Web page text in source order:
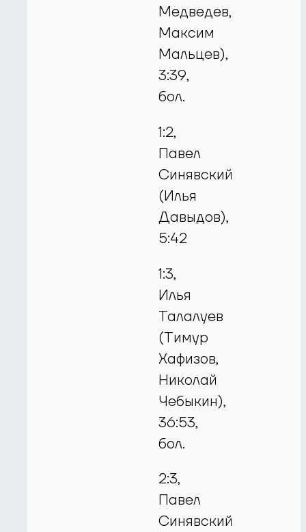
Медведев,
Максим
Мальцев),
3:39,
бол.
1:2,
Павел
Синявский
(Илья
Давыдов),
5:42
1:3,
Илья
Талалуев
(Тимур
Хафизов,
Николай
Чебыкин),
36:53,
бол.
2:3,
Павел
Синявский